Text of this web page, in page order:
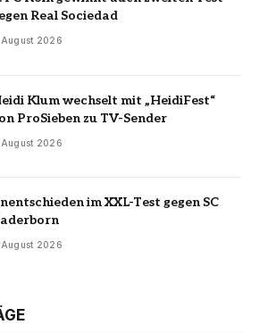
Real Sociedad
2026
Klum wechselt mit „HeidiFest“
ProSieben zu TV-Sender
2026
im XXL-Test gegen SC
2026